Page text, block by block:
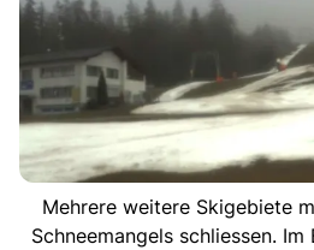
Mehrere weitere Skigebiete
Schneemangels schliessen.